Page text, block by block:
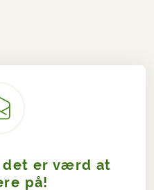
det er værd at
på!